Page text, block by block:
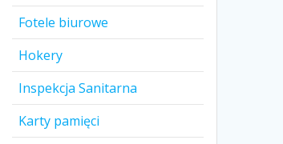
Fotele biurowe
Hokery
Inspekcja Sanitarna
Karty pamięci